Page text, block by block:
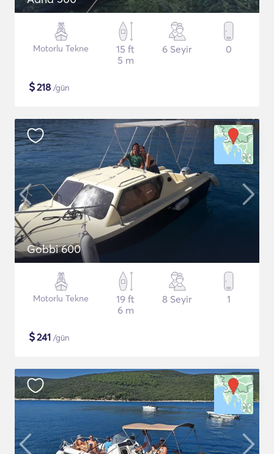
Motorlu Tekne
15 ft
5 m
6 Seyir 0
$218 /gün
Gobbi 600
Motorlu Tekne
19 ft
6 m
8 Seyir 1
$241 /gün